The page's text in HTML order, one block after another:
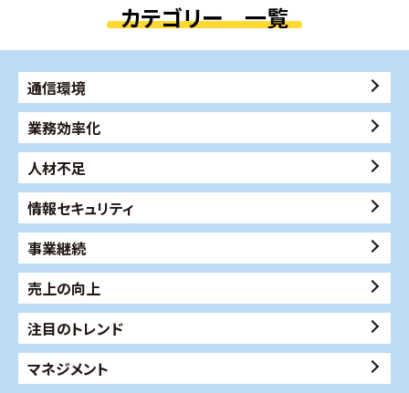
カテゴリー 一覧
通信環境
業務効率化
人材不足
情報セキュリティ
事業継続
売上の向上
注目のトレンド
マネジメント